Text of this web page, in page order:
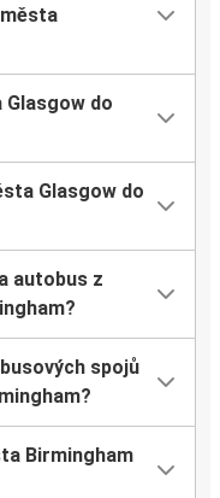
Glasgow do
Glasgow do
autobus z
spojů
Birmingham